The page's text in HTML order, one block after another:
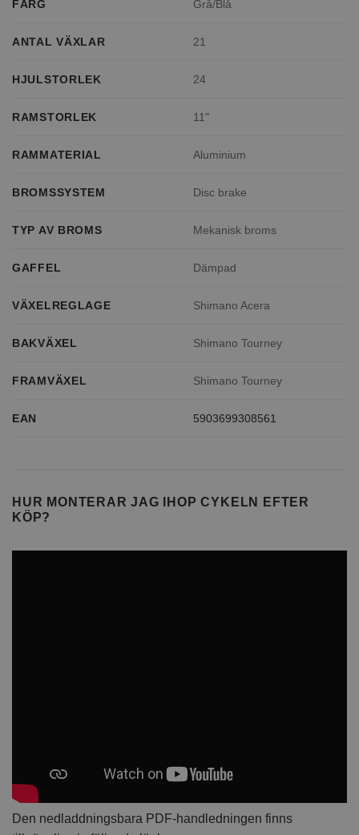
FÄRG Grå/Blå
ANTAL VÄXLAR 21
HJULSTORLEK 24
RAMSTORLEK 11"
RAMMATERIAL Aluminium
BROMSSYSTEM Disc brake
TYP AV BROMS Mekanisk broms
GAFFEL Dämpad
VÄXELREGLAGE Shimano Acera
BAKVÄXEL Shimano Tourney
FRAMVÄXEL Shimano Tourney
EAN 5903699308561
HUR MONTERAR JAG IHOP CYKELN EFTER
KÖP?
Den nedladdningsbara PDF-handledningen finns